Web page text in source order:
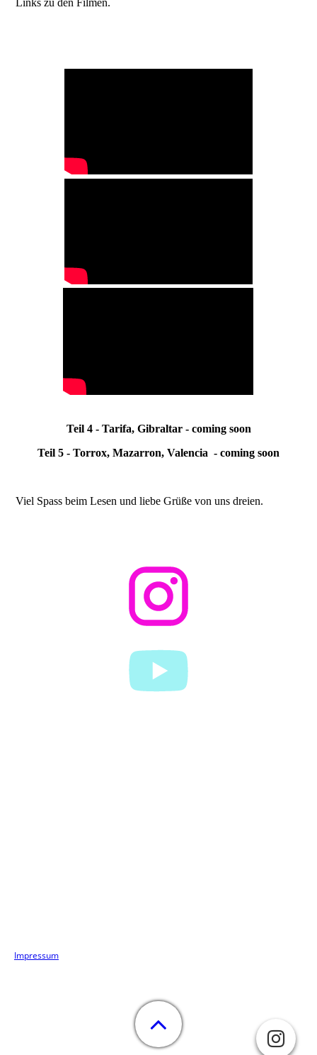
Links zu den Filmen.
Teil 4 - Tarifa, Gibraltar - coming soon
Teil 5 - Torrox, Mazarron, Valencia - coming soon
Viel Spass beim Lesen und liebe Grüße von uns dreien.
Impressum